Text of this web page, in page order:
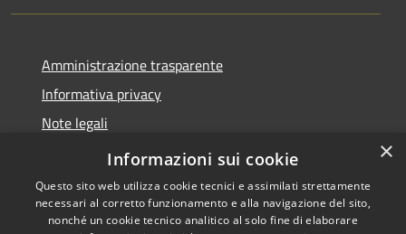
Amministrazione trasparente
Informativa privacy
Note legali
Dichiarazione di accessibilità
×
Informazioni sui cookie
Questo sito web utilizza cookie tecnici e assimilati strettamente
necessari al corretto funzionamento e alla navigazione del sito,
nonché un cookie tecnico analitico al solo fine di elaborare